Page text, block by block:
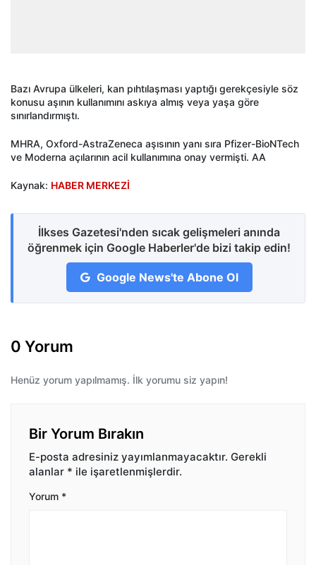
Bazı Avrupa ülkeleri, kan pıhtılaşması yaptığı gerekçesiyle söz
konusu aşının kullanımını askıya almış veya yaşa göre
sınırlandırmıştı.
MHRA, Oxford-AstraZeneca aşısının yanı sıra Pfizer-BioNTech
ve Moderna açılarının acil kullanımına onay vermişti. AA
Kaynak: HABER MERKEZİ
İlkses Gazetesi'nden sıcak gelişmeleri anında
öğrenmek için Google Haberler'de bizi takip edin!
Google News'te Abone Ol
0 Yorum
Henüz yorum yapılmamış. İlk yorumu siz yapın!
Bir Yorum Bırakın
E-posta adresiniz yayımlanmayacaktır. Gerekli
alanlar * ile işaretlenmişlerdir.
Yorum *